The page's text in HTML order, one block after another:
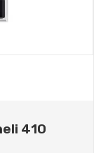
410